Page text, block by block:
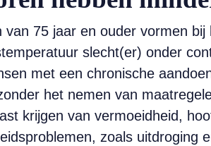
van 75 jaar en ouder vormen
slecht(er) onder
met een chronische
het nemen van
krijgen van vermoeidheid,
zoals uitdroging